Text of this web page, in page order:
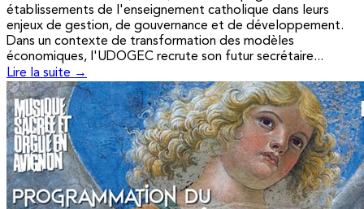
établissements de l'enseignement catholique dans leurs
enjeux de gestion, de gouvernance et de développement.
Dans un contexte de transformation des modèles
économiques, l'UDOGEC recrute son futur secrétaire...
Lire la suite →